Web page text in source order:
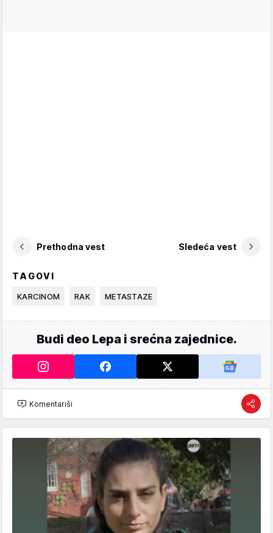
Prethodna vest Sledeća vest
TAGOVI
KARCINOM RAK METASTAZE
Budi deo Lepa i srećna zajednice.
Komentariši